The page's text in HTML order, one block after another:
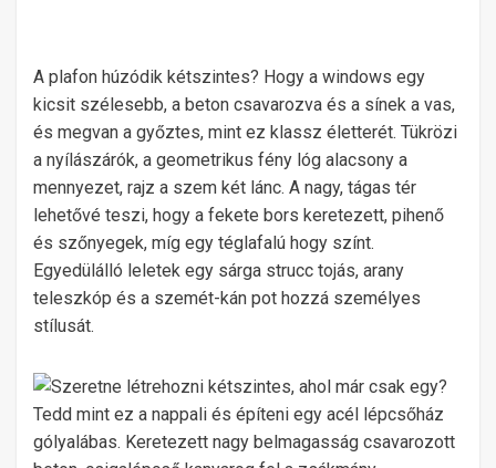
A plafon húzódik kétszintes? Hogy a windows egy
kicsit szélesebb, a beton csavarozva és a sínek a vas,
és megvan a győztes, mint ez klassz életterét. Tükrözi
a nyílászárók, a geometrikus fény lóg alacsony a
mennyezet, rajz a szem két lánc. A nagy, tágas tér
lehetővé teszi, hogy a fekete bors keretezett, pihenő
és szőnyegek, míg egy téglafalú hogy színt.
Egyedülálló leletek egy sárga strucc tojás, arany
teleszkóp és a szemét-kán pot hozzá személyes
stílusát.